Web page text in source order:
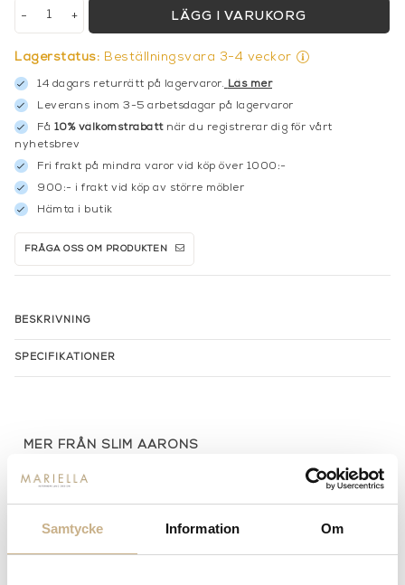
Samtycke Information Om
+
- LÄGG I VARUKORG
Lagerstatus: Beställningsvara 3-4 veckor
14 dagars returrätt på lagervaror. Läs mer
Leverans inom 3-5 arbetsdagar på lagervaror
Få 10% välkomstrabattnär du registrerar dig för vårt
nyhetsbrev
Fri frakt på mindra varor vid köp över 1000:-
900:- i frakt vid köp av större möbler
Hämta i butik
FRÅGA OSS OM PRODUKTEN
BESKRIVNING
SPECIFIKATIONER
MER FRÅN SLIM AARONS